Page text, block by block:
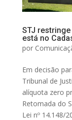
STJ
está no
por
Em decisão
Tribunal de
alíquota zero
Retomada do
Lei nº 14.148/